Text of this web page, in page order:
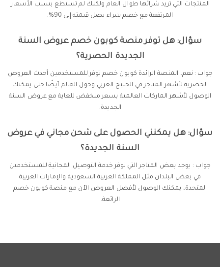
المنتجات التي تريد شرائها طوال العام ولكنك لم تستطع بسبب الأسعار
المرتفعة مع خصم شراء يصل قيمته إلى 90%.
سؤال: هل توفر منصة كوبون خصم عروض السنة
الجديدة الحصرية؟
جواب : نعم، المنصة الرائدة كوبون خصم توفر للمستخدمين أحدث العروض
الحصرية لأشهر المتاجر في الخليج العربي وحول العالم أيضًا حتى يمكنك
الوصول لأشهر الماركات العالمية بسعر منخفض للغاية مع عروض السنة
الجديدة.
سؤال: هل يمكنني الحصول على شحن مجاني في عروض
السنة الجديدة؟
جواب : يوجد بعض المتاجر التي توفر خدمة التوصيل المجانية للمستخدمين
في بعض البلدان مثل المملكة العربية السعودية والإمارات العربية
المتحدة، يمكنك الوصول لأفضل العروض الآن مع منصة كوبون خصم
الرائعة.